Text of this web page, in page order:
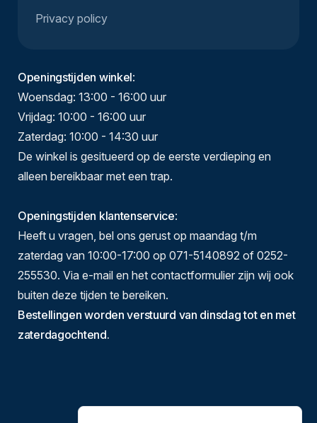
Privacy policy
Openingstijden winkel:
Woensdag: 13:00 - 16:00 uur
Vrijdag: 10:00 - 16:00 uur
Zaterdag: 10:00 - 14:30 uur
De winkel is gesitueerd op de eerste verdieping en
alleen bereikbaar met een trap.
Openingstijden klantenservice:
Heeft u vragen, bel ons gerust op maandag t/m
zaterdag van 10:00-17:00 op 071-5140892 of 0252-
255530. Via e-mail en het contactformulier zijn wij ook
buiten deze tijden te bereiken.
Bestellingen worden verstuurd van dinsdag tot en met
zaterdagochtend.